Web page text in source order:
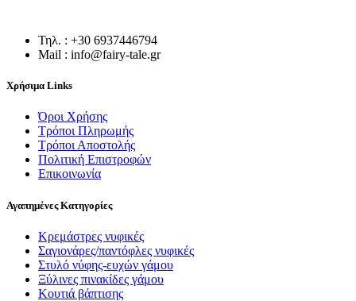
Τηλ. : +30 6937446794
Mail : info@fairy-tale.gr
Χρήσιμα Links
Όροι Χρήσης
Τρόποι Πληρωμής
Τρόποι Αποστολής
Πολιτική Επιστροφών
Επικοινωνία
Αγαπημένες Κατηγορίες
Κρεμάστρες νυφικές
Σαγιονάρες/παντόφλες νυφικές
Στυλό νύφης-ευχών γάμου
Ξύλινες πινακίδες γάμου
Κουτιά βάπτισης